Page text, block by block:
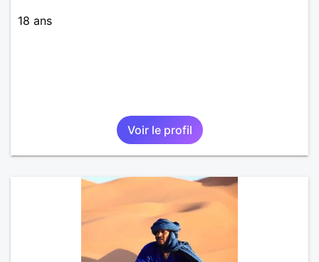
18 ans
Voir le profil